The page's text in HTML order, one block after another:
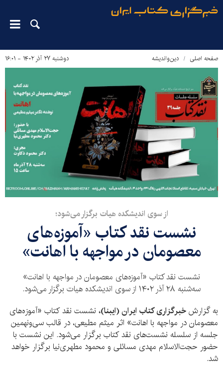
صفحه اصلی دین‌واندیشه دوشنبه ۲۷ آذر ۱۴۰۲ - ۱۶:۰۱
از سوی اندیشکده هیات برگزار می‌شود؛
نشست نقد کتاب «آموزه‌های
معصومان در مواجهه با اهانت»
نشست نقد کتاب «آموزه‌های معصومان در مواجهه با اهانت»
سه‌شنبه ۲۸ آذر ۱۴۰۲ از سوی اندیشکده هیات برگزار می‌شود.
به گزارشخبرگزاری کتاب ایران (ایبنا)، نشست نقد کتاب «آموزه‌های
معصومان در مواجهه با اهانت» اثر میثم مطیعی، در قالب سی‌ونهمین
جلسه از سلسله نشست‌های نقد کتاب برگزار می‌شود. این نشست با
حضور حجت‌الاسلام مهدی مسائلی و محمود مطهری‌نیا برگزار خواهد
شد.